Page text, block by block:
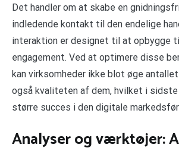
Det handler om at skabe en
indledende kontakt til den endelige
interaktion er designet til at opbygge
engagement. Ved at optimere disse
kan virksomheder ikke blot øge
også kvaliteten af dem, hvilket i
større succes i den digitale
Analyser og værktøjer: